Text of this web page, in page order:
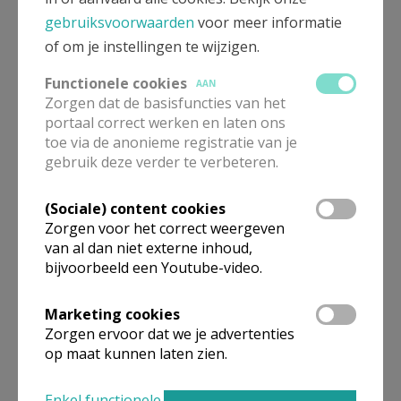
Paaseieren?
voor de verrijzenis van Christus. In bepaalde Orthodoxe
kerken en Oosters-katholieke kerken verven zij
rood
als symbool voor het bloed
van Christus. Het
hardgekookte ei zien zij als een symbool voor de tombe
het als zijn verrijzenis.
En wat dan met onze chocolade paaseitjes?
Frankrijk, in de 18de eeuw, en waren uitgeblazen
kippeneieren die gevuld werden met chocolade. Bij
chique chocolatiers vind je deze eieren nog steeds.
gebruiksvoorwaarden voor meer informatie
of om je instellingen te wijzigen.
Functionele cookies
AAN
Zorgen dat de basisfuncties van het
portaal correct werken en laten ons
toe via de anonieme registratie van je
gebruik deze verder te verbeteren.
(Sociale) content cookies
Zorgen voor het correct weergeven
van al dan niet externe inhoud,
bijvoorbeeld een Youtube-video.
Marketing cookies
Zorgen ervoor dat we je advertenties
op maat kunnen laten zien.